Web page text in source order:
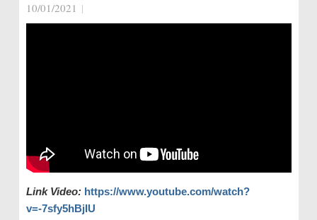
10/01/2021 |
Link Video: https://www.youtube.com/watch?
v=-7sfy5hBjIU